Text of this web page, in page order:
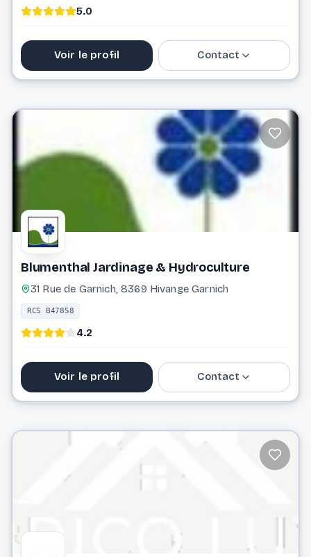
5.0
Voir le profil Contact
Website
Blumenthal Jardinage & Hydroculture
31 Rue de Garnich, 8369 Hivange Garnich
RCS B47858
4.2
Voir le profil Contact
info@blumenthal-sarl.lu
Website